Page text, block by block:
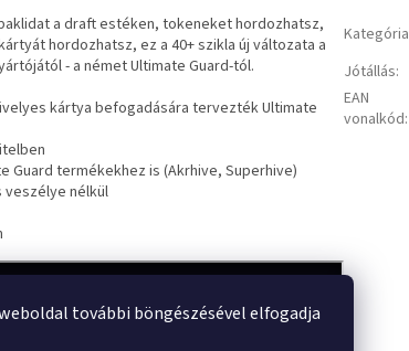
további böngészésével elfogadja
a draft estéken, tokeneket hordozhatsz,
hordozhatsz, ez a 40+ szikla új változata a
- a német Ultimate Guard-tól.
kártya befogadására tervezték Ultimate
Guard termékekhez is (Akrhive, Superhive)
veszélye nélkül
Kategória
Jótállás:
EAN
vonalkód: